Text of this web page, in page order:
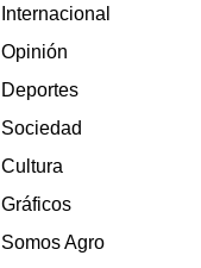
Internacional
Opinión
Deportes
Sociedad
Cultura
Gráficos
Somos Agro